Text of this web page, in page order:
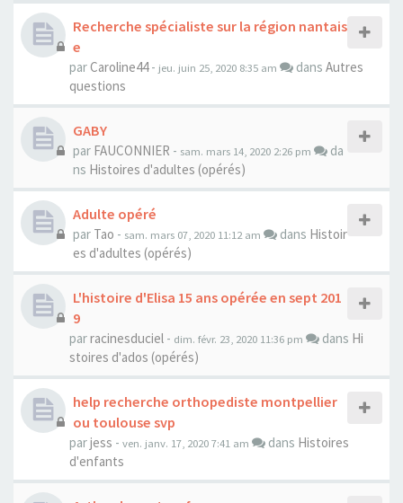
Recherche spécialiste sur la région nantais
e
parCaroline44- jeu. juin 25, 2020 8:35 am dans Autres
questions
GABY
par FAUCONNIER - sam. mars 14, 2020 2:26 pm
da
ns Histoires d'adultes (opérés)
Adulte opéré
par Tao - sam. mars 07, 2020 11:12 am dans Histoir
es d'adultes (opérés)
L'histoire d'Elisa 15 ans opérée en sept 201
9
parracinesduciel - dim. févr. 23, 2020 11:36 pm dans Hi
stoires d'ados (opérés)
help recherche orthopediste montpellier
ou toulouse svp
parjess - ven. janv. 17, 2020 7:41 am dans Histoires
d'enfants